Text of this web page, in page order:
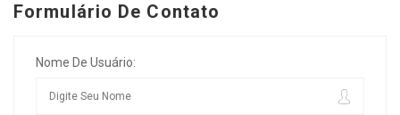
Formulário De Contato
Nome De Usuário: